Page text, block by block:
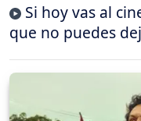
Si hoy vas al
que no puedes